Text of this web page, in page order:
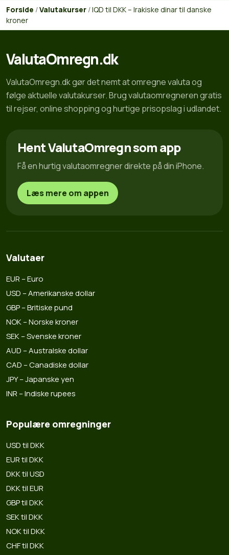
Forside /Valutakurser /IQD til DKK – Irakiske dinar til danske
kroner
ValutaOmregn.dk
ValutaOmregn.dk gør det nemt at omregne valuta og
følge aktuelle valutakurser. Brug valutaomregneren gratis
til rejser, online shopping og hurtige prisopslag i udlandet.
Hent ValutaOmregn som app
Få en hurtig valutaomregner direkte på din iPhone.
Læs mere om appen
Valutaer
EUR – Euro
USD – Amerikanske dollar
GBP – Britiske pund
NOK – Norske kroner
SEK – Svenske kroner
AUD – Australske dollar
CAD – Canadiske dollar
JPY – Japanske yen
INR – Indiske rupees
Populære omregninger
USD til DKK
EUR til DKK
DKK til USD
DKK til EUR
GBP til DKK
SEK til DKK
NOK til DKK
CHF til DKK